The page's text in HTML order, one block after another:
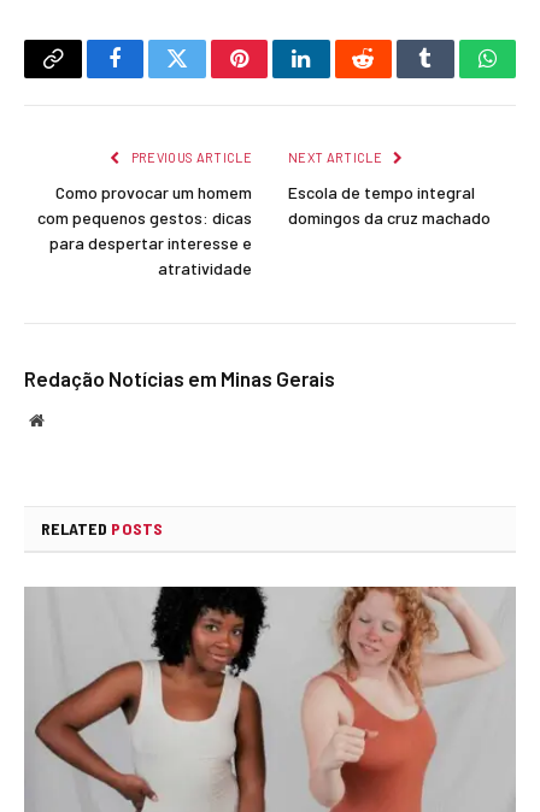
Copy
FacebookTwitterPinterestLinkedInRedditTumblr
PREVIOUS ARTICLE
Como provocar um homem
com pequenos gestos: dicas
para despertar interesse e
atratividade
NEXT ARTICLE
Escola de tempo integral
domingos da cruz machado
Redação Notícias em Minas Gerais
Website
RELATED POSTS